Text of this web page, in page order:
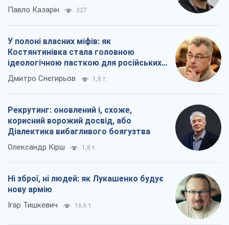
Павло Казарін 327
У полоні власних міфів: як
Костянтинівка стала головною
ідеологічною пасткою для російських
окупантів
Дмитро Снєгирьов 1,8 т.
Рекрутинг: оновлений і, схоже,
корисний ворожий досвід, або
Діалектика вибагливого боягузтва
Олександр Кірш 1,8 т.
Ні зброї, ні людей: як Лукашенко будує
нову армію
Ігар Тишкевич 16,6 т.